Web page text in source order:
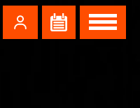
Zum Footer springen